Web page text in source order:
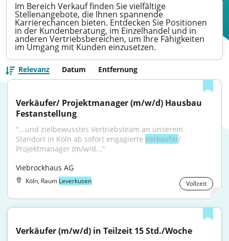
Im Bereich Verkauf finden Sie vielfältige
Stellenangebote, die Ihnen spannende
Karrierechancen bieten. Entdecken Sie Positionen
in der Kundenberatung, im Einzelhandel und in
anderen Vertriebsbereichen, um Ihre Fähigkeiten
im Umgang mit Kunden einzusetzen.
Relevanz Datum Entfernung
Verkäufer/ Projektmanager (m/w/d) Hausbau
Festanstellung
"...und zielbewusstes Vertriebsteam an unserem
Standort in Köln ab sofort engagierte Verkäufer/
Projektmanager (m/w/d..."
Viebrockhaus AG
Köln, Raum Leverkusen Vollzeit
Verkäufer (m/w/d) in Teilzeit 15 Std./Woche